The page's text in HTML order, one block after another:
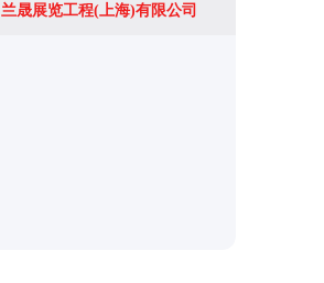
兰晟展览工程(上海)有限公司